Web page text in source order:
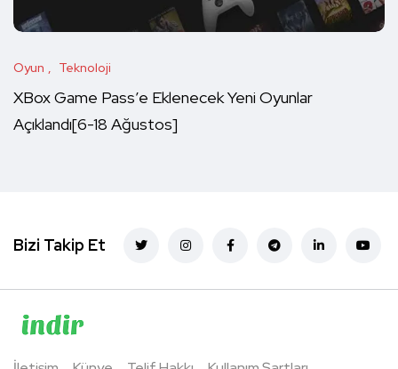
Oyun Teknoloji
XBox Game Pass’e Eklenecek Yeni Oyunlar
Açıklandı[6-18 Ağustos]
Bizi Takip Et